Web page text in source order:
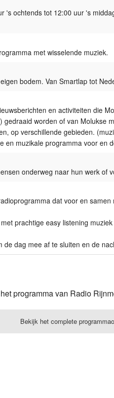
's ochtends tot 12:00 uur 's
met wisselende muziek.
bodem. Van Smartlap tot
en activiteiten die
gedraaid worden of van Molukse
op verschillende gebieden.
en muzikale programma voor en
onderweg naar hun werk of
dat voor en
prachtige easy listening
de dag mee af te sluiten en de
programma van Radio
Bekijk het complete